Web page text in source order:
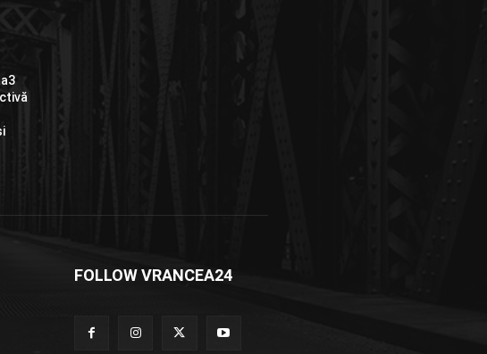
FOLLOW VRANCEA24